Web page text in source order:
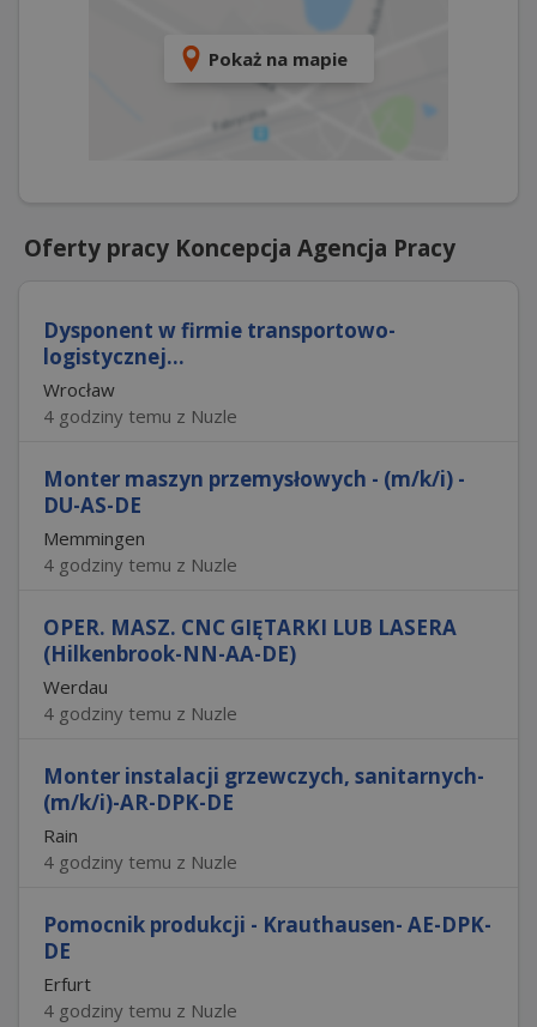
Pokaż na mapie
Oferty pracy Koncepcja Agencja Pracy
Dysponent w firmie transportowo-
logistycznej...
Wrocław
4 godziny temu z Nuzle
Monter maszyn przemysłowych - (m/k/i) -
DU-AS-DE
Memmingen
4 godziny temu z Nuzle
OPER. MASZ. CNC GIĘTARKI LUB LASERA
(Hilkenbrook-NN-AA-DE)
Werdau
4 godziny temu z Nuzle
Monter instalacji grzewczych, sanitarnych-
(m/k/i)-AR-DPK-DE
Rain
4 godziny temu z Nuzle
Pomocnik produkcji - Krauthausen- AE-DPK-
DE
Erfurt
4 godziny temu z Nuzle